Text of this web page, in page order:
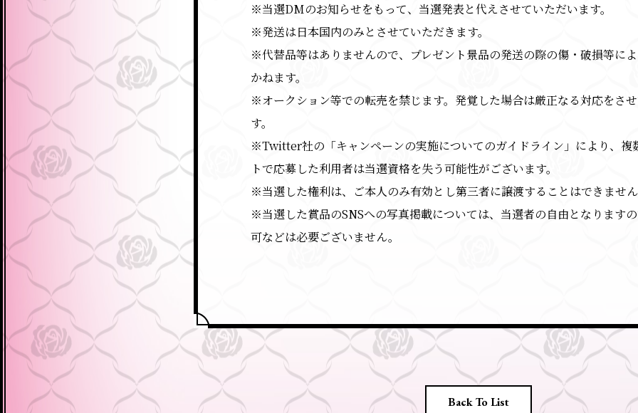
※当選DMのお知らせをもって、当選発表と代えさせていただいます。
※発送は日本国内のみとさせていただきます。
※代替品等はありませんので、プレゼント景品の発送の際の傷・破損等に
かねます。
※オークション等での転売を禁じます。発覚した場合は厳正なる対応をさ
す。
※Twitter社の「キャンペーンの実施についてのガイドライン」により、複
トで応募した利用者は当選資格を失う可能性がございます。
※当選した権利は、ご本人のみ有効とし第三者に譲渡することはできませ
※当選した賞品のSNSへの写真掲載については、当選者の自由となります
可などは必要ございません。
Back To List